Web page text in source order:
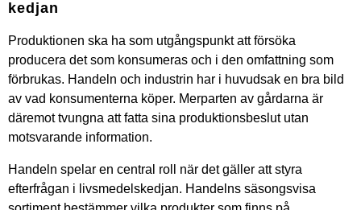
kedjan
Produktionen ska ha som utgångspunkt att försöka
producera det som konsumeras och i den omfattning som
förbrukas. Handeln och industrin har i huvudsak en bra bild
av vad konsumenterna köper. Merparten av gårdarna är
däremot tvungna att fatta sina produktionsbeslut utan
motsvarande information.
Handeln spelar en central roll när det gäller att styra
efterfrågan i livsmedelskedjan. Handelns säsongsvisa